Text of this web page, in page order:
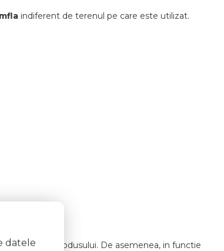
indiferent de terenul pe care este utilizat.
din jurul produsului. De asemenea, in functie
datele